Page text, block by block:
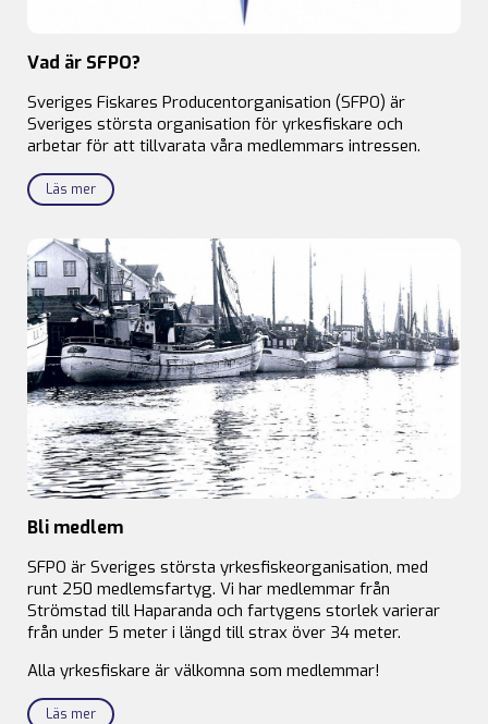
Vad är SFPO?
Sveriges Fiskares Producentorganisation (SFPO) är
Sveriges största organisation för yrkesfiskare och
arbetar för att tillvarata våra medlemmars intressen.
Läs mer
Bli medlem
SFPO är Sveriges största yrkesfiskeorganisation, med
runt 250 medlemsfartyg. Vi har medlemmar från
Strömstad till Haparanda och fartygens storlek varierar
från under 5 meter i längd till strax över 34 meter.
Alla yrkesfiskare är välkomna som medlemmar!
Läs mer